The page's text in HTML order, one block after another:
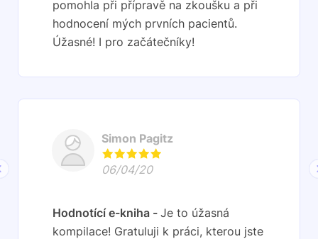
pomohla při přípravě na zkoušku a při
hodnocení mých prvních pacientů.
Úžasné! I pro začátečníky!
Simon Pagitz
06/04/20
Hodnotící e-kniha
Je to úžasná
kompilace! Gratuluji k práci, kterou jste